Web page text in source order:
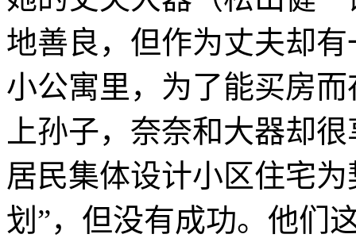
地善良，但作为丈夫却
小公寓里，为了能买房
上孙子，奈奈和大器却
居民集体设计小区住宅
划”，但没有成功。他们